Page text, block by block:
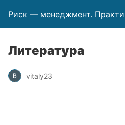
Риск — менеджмент.
Литература
vitaly23